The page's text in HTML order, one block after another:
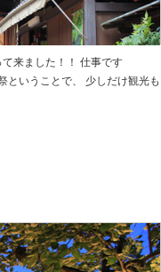
来ました！！ 仕事です
ということで、 少しだけ観光も